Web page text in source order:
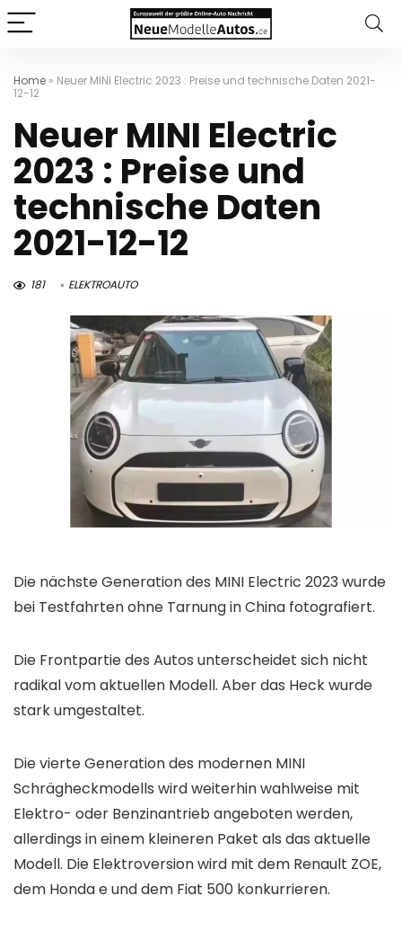
Home » Neuer MINI Electric 2023 : Preise und technische Daten 2021-
12-12
Neuer MINI Electric
2023 : Preise und
technische Daten
2021-12-12
181 ELEKTROAUTO
Die nächste Generation des MINI Electric 2023 wurde
bei Testfahrten ohne Tarnung in China fotografiert.
Die Frontpartie des Autos unterscheidet sich nicht
radikal vom aktuellen Modell. Aber das Heck wurde
stark umgestaltet.
Die vierte Generation des modernen MINI
Schrägheckmodells wird weiterhin wahlweise mit
Elektro- oder Benzinantrieb angeboten werden,
allerdings in einem kleineren Paket als das aktuelle
Modell. Die Elektroversion wird mit dem Renault ZOE,
dem Honda e und dem Fiat 500 konkurrieren.